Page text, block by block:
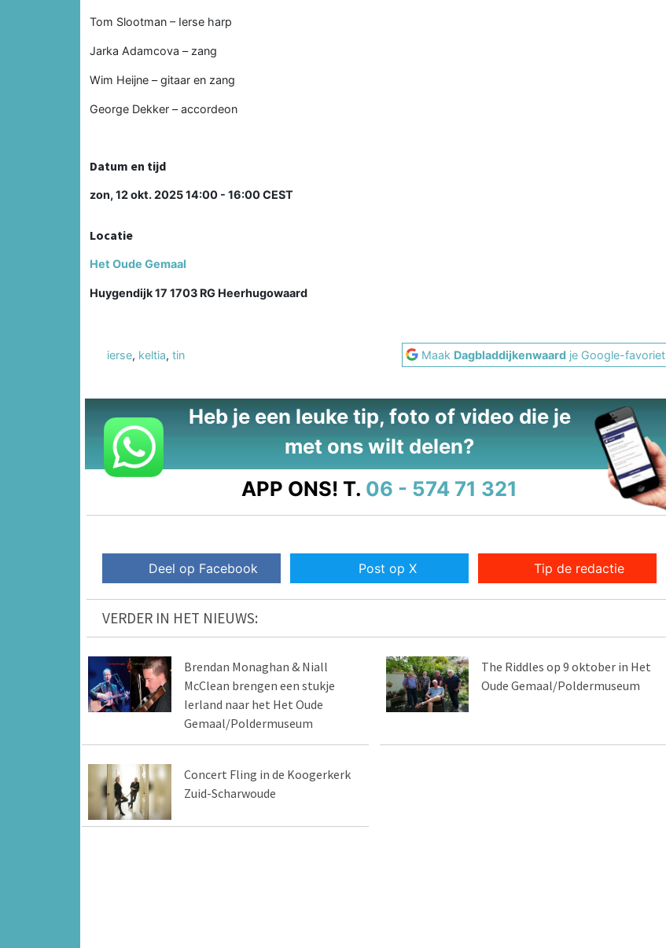
Tom Slootman – Ierse harp
Jarka Adamcova – zang
Wim Heijne – gitaar en zang
George Dekker – accordeon
Datum en tijd
zon, 12 okt. 2025 14:00 - 16:00 CEST
Locatie
Het Oude Gemaal
Huygendijk 17 1703 RG Heerhugowaard
ierse, keltia, tin Maak Dagbladdijkenwaard je Google-favoriet
Heb je een leuke tip, foto of video die je
met ons wilt delen?
APP ONS! T. 06 - 574 71 321
Deel op Facebook Post op X Tip de redactie
VERDER IN HET NIEUWS:
Brendan Monaghan & Niall
McClean brengen een stukje
Ierland naar het Het Oude
Gemaal/Poldermuseum
The Riddles op 9 oktober in Het
Oude Gemaal/Poldermuseum
Concert Fling in de Koogerkerk
Zuid-Scharwoude